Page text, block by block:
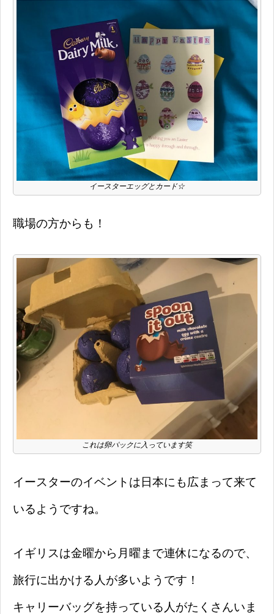
イースターエッグとカード☆
職場の方からも！
これは卵パックに入っています笑
イースターのイベントは日本にも広まって来て
いるようですね。
イギリスは金曜から月曜まで連休になるので、
旅行に出かける人が多いようです！
キャリーバッグを持っている人がたくさんいま